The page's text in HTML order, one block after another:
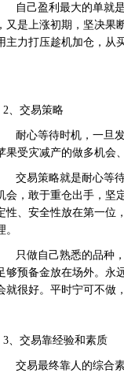
自己盈利最大的单就
又是上涨初期，坚决果
主力打压趁机加仓，从
2、交易策略
耐心等待时机，一旦
果受灾减产的做多机会
交易策略就是耐心等
会，敢于重仓出手，坚
性、安全性放在第一位
。
只做自己熟悉的品种
够预备金放在场外。永
就很好。平时宁可不做
3、交易靠经验和素质
交易最终靠人的综合素